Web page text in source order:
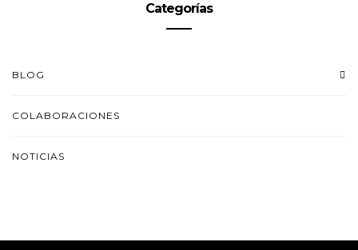
Categorías
BLOG
COLABORACIONES
NOTICIAS